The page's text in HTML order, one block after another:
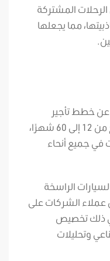
المشتركة
مما يجعلها
عن خطط تأجير
مصممة خصيصًا بمدد مرنة تتراوح من 12 إلى 60 شهرًا،
في جميع أنحاء
الراسخة
عملاء الشركات على
ذلك تخصيص
وتحليلات